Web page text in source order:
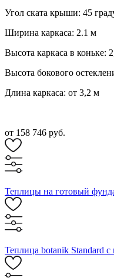
Угол ската крыши: 45
Ширина каркаса: 2.1 м
Высота каркаса в коньке:
Высота бокового
Длина каркаса: от 3,2 м
от 158 746 руб.
Теплицы на готовый
Теплица botanik Standard